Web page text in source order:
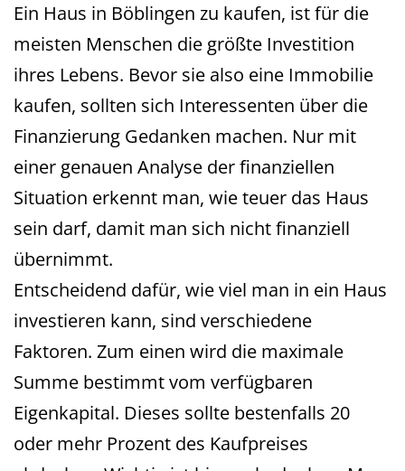
Ein Haus in Böblingen zu kaufen, ist für die
meisten Menschen die größte Investition
ihres Lebens. Bevor sie also eine Immobilie
kaufen, sollten sich Interessenten über die
Finanzierung Gedanken machen. Nur mit
einer genauen Analyse der finanziellen
Situation erkennt man, wie teuer das Haus
sein darf, damit man sich nicht finanziell
übernimmt.
Entscheidend dafür, wie viel man in ein Haus
investieren kann, sind verschiedene
Faktoren. Zum einen wird die maximale
Summe bestimmt vom verfügbaren
Eigenkapital. Dieses sollte bestenfalls 20
oder mehr Prozent des Kaufpreises